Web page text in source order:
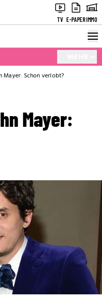
TV E-PAPERIMMO
Mayer: Schon verlobt?
Mayer: